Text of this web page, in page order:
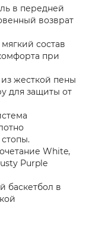
в передней
возврат
состав
при
жесткой пены
для защиты от
White,
Purple
баскетбол в